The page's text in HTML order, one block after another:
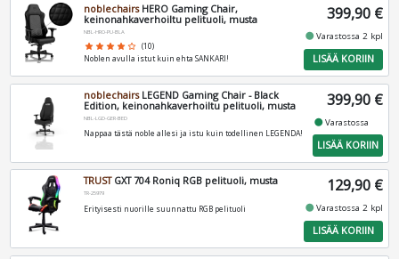
noblechairsHERO Gaming Chair,
keinonahkaverhoiltu pelituoli, musta
NBL-HRO-PU-BLA
star star star star star_border (10)
Noblen avulla istut kuin ehta SANKARI!
399,90 €
fiber_manual_recordVarastossa 2 kpl
LISÄÄ KORIIN
noblechairsLEGEND Gaming Chair - Black
Edition, keinonahkaverhoiltu pelituoli, musta
NBL-LGD-GER-BED
Nappaa tästä noble allesi ja istu kuin todellinen LEGENDA!
399,90 €
fiber_manual_recordVarastossa
LISÄÄ KORIIN
TRUSTGXT 704 Roniq RGB pelituoli, musta
TR-25979
Erityisesti nuorille suunnattu RGB pelituoli
129,90 €
fiber_manual_recordVarastossa 2 kpl
LISÄÄ KORIIN